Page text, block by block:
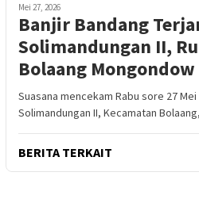
Mei 27, 2026
Banjir Bandang
Solimandungan II,
Bolaang
Suasana mencekam Rabu sore 27
Solimandungan II, Kecamatan
BERITA TERKAIT